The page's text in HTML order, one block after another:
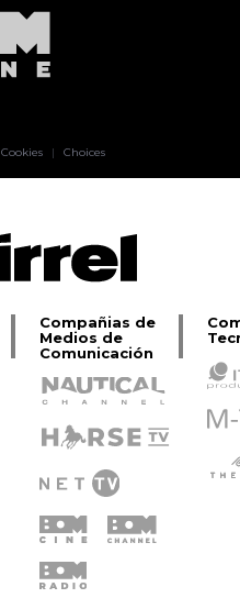
Cookies | Choices
Compañias de
Medios de
Comunicación